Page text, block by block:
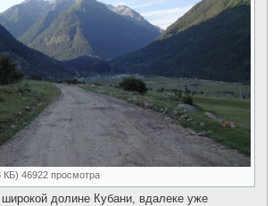
КБ) 46922 просмотра
широкой долине Кубани, вдалеке уже